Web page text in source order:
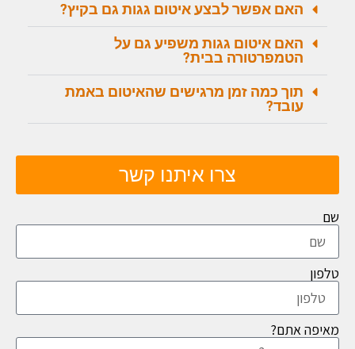
האם אפשר לבצע איטום גגות גם בקיץ?
האם איטום גגות משפיע גם על
הטמפרטורה בבית?
תוך כמה זמן מרגישים שהאיטום באמת
עובד?
צרו איתנו קשר
שם
טלפון
מאיפה אתם?